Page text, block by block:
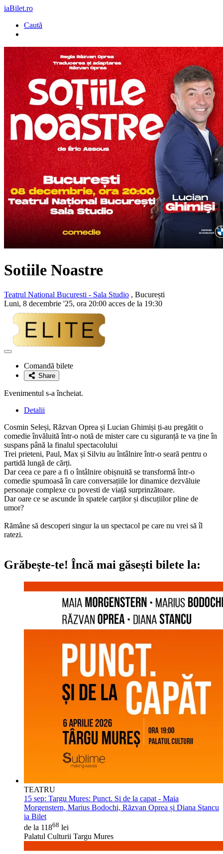
iaBilet.ro
Caută
Sotiile Noastre
Teatrul National Bucuresti - Sala Studio , București
Luni, 8 decembrie '25, ora 20:00 acces de la 19:30
Adaugă
favoriteComandă bilete
Share
Evenimentul s-a încheiat.
Detalii
Cosmin Seleși, Răzvan Oprea și Lucian Ghimiși ți-au pregătit o
comedie învăluită într-o notă de mister care cu siguranță te va ține în
suspans până la finalul spectacolului
Trei prieteni, Paul, Max și Silviu au întâlnire într-o seară pentru o
partidă lungă de cărți.
Dar ceea ce pare a fi o întâlnire obișnuită se transformă într-o
comedie spumoasă în care conversațiile lor dinamice dezvăluie
personaje complexe cu povesti de viață surprinzătoare.
Dar oare ce se ascunde în spatele carților și discuțiilor pline de
umor?
Rămâne să descoperi singur la un spectacol pe care nu vrei să îl
ratezi.
Grăbește-te! Încă mai găsești bilete la:
TEATRU
15 sep: Targu Mures: Punct. Si de la capat - Maia
Morgenstern, Marius Bodochi, Răzvan Oprea și Diana Stancu
ia Bilet
de la 11868 lei
Palatul Culturii Targu Mures